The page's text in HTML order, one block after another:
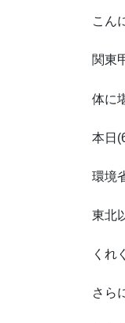
こん
関東
体に
本日
環境
東北
くれ
さら